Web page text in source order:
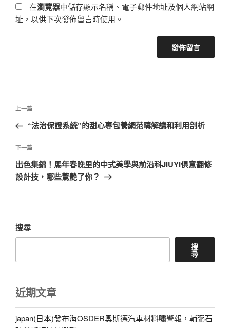
在瀏覽器中儲存顯示名稱、電子郵件地址及個人網站網
址，以供下次發佈留言時使用。
文
導
覽
上
一
文
章
上一篇
“法治保證系統”的甜心專包養網范疇解讀和利用剖析
下
一
篇
下一篇
出色集錦！馬年春晚里的中式美學與前沿科JIUYI俱意翻修
設計技，哪些驚艷了你？
搜尋
搜
尋
近期文章
japan(日本)發布海OSDER奧斯德汽車材料嘯警報，輔弼石